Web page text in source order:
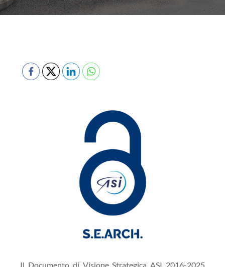
Il Documento di Visione Strategica ASI 2016-2025